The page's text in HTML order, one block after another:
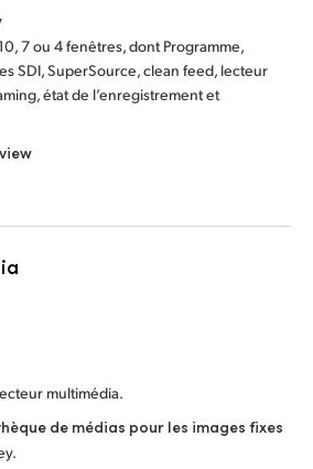
7 ou 4 fenêtres, dont Programme,
SDI, SuperSource, clean feed, lecteur
état de l’enregistrement et
multimédia.
de médias pour les images fixes